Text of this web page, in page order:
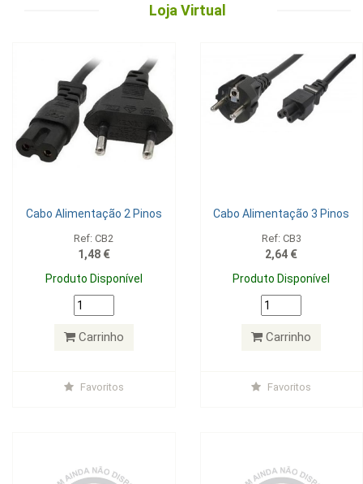
Loja Virtual
Cabo Alimentação 2 Pinos
Ref: CB2
1,48 €
Produto Disponível
Carrinho
Favoritos
Cabo Alimentação 3 Pinos
Ref: CB3
2,64 €
Produto Disponível
Carrinho
Favoritos